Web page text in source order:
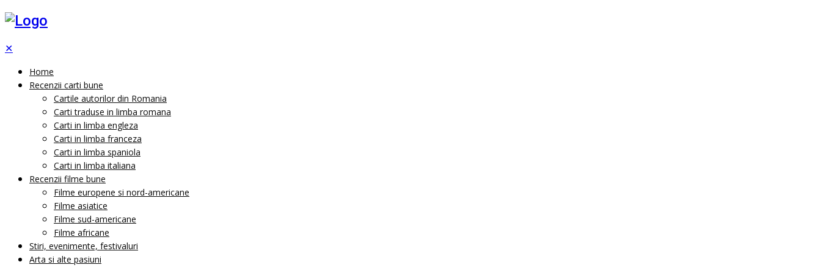
✕
Home
Recenzii carti bune
Cartile autorilor din Romania
Carti traduse in limba romana
Carti in limba engleza
Carti in limba franceza
Carti in limba spaniola
Carti in limba italiana
Recenzii filme bune
Filme europene si nord-americane
Filme asiatice
Filme sud-americane
Filme africane
Stiri, evenimente, festivaluri
Arta si alte pasiuni